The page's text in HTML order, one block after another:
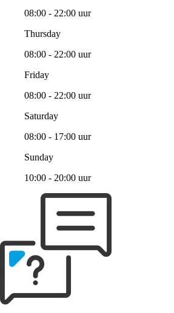
08:00 - 22:00 uur
Thursday
08:00 - 22:00 uur
Friday
08:00 - 22:00 uur
Saturday
08:00 - 17:00 uur
Sunday
10:00 - 20:00 uur